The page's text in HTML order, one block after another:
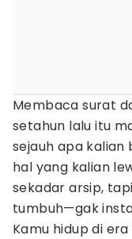
Membaca surat
setahun lalu itu
sejauh apa
hal yang kalian
sekadar arsip,
tumbuh—gak
Kamu hidup di